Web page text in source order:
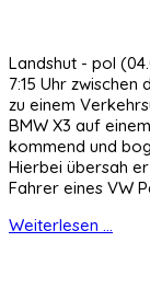
Landshut - pol
7:15 Uhr
zu einem
BMW X3 auf
kommend und
Hierbei übersah
Fahrer eines VW
Weiterlesen ...